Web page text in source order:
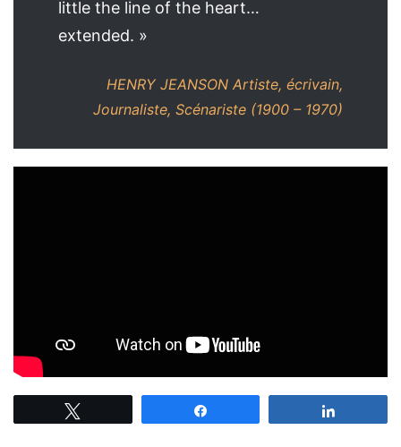
little the line of the heart…
extended. »
HENRY JEANSON Artiste, écrivain,
Journaliste, Scénariste (1900 – 1970)